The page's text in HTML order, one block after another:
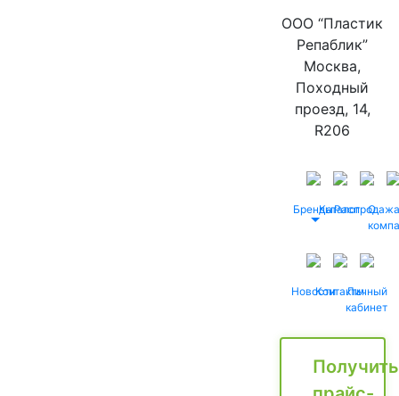
ООО “Пластик
Репаблик”
Москва,
Походный
проезд, 14,
R206
БрендыКаталог
Распродажа
О
НовостиКонтактыЛичный
кабинет
Получить